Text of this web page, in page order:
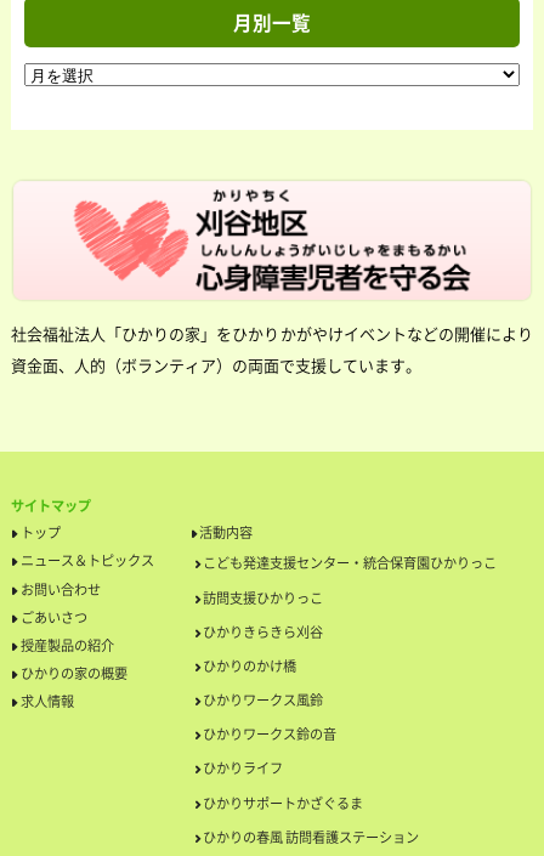
月別一覧
社会福祉法人「ひかりの家」をひかりかがやけイベントなどの開催により
資金面、人的（ボランティア）の両面で支援しています。
サイトマップ
トップ
ニュース＆トピックス
お問い合わせ
ごあいさつ
授産製品の紹介
ひかりの家の概要
求人情報
活動内容
こども発達支援センター・統合保育園ひかりっこ
訪問支援ひかりっこ
ひかりきらきら刈谷
ひかりのかけ橋
ひかりワークス風鈴
ひかりワークス鈴の音
ひかりライフ
ひかりサポートかざぐるま
ひかりの春風 訪問看護ステーション